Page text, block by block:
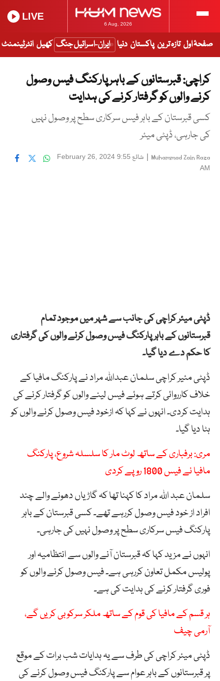
6 Aug, 2026
LIVE
صفحۂ اول تازہ ترین پاکستان دنیا ایران-اسرائیل جنگ کھیل انٹرٹینمنٹ
کراچی: قبرستانوں کے باہر پارکنگ فیس وصول
کرنے والوں کو گرفتار کرنے کی ہدایت
کسی قبرستان کے باہر فیس سرکاری سطح پر وصول نہیں
کی جارہی، ڈپٹی میئر
Muhammad Zain Raza
| شائع February 26, 2024 9:55
AM
ڈپٹی میئر کراچی کی جانب سے شہر میں موجود تمام
قبرستانوں کے باہر پارکنگ فیس وصول کرنے والوں کی گرفتاری
کا حکم دے دیا گیا۔
ڈپٹی مئیر کراچی سلمان عبداللہ مراد نے پارکنگ مافیا کے
خلاف کارروائی کرتے ہوئے فیس لینے والوں کو گرفتار کرنے کی
ہدایت کردی۔ انہوں نے کہا کہ ازخود فیس وصول کرنے والوں کو
ہٹا دیا گیا۔
مری: برفباری کے ساتھ لوٹ مار کا سلسلہ شروع، پارکنگ
مافیا نے فیس 1800 روپے کردی
سلمان عبد اللہ مراد کا کہنا تھا کہ گاڑیاں دھونے والے چند
افراد از خود فیس وصول کررہے تھے۔ کسی قبرستان کے باہر
پارکنگ فیس سرکاری سطح پر وصول نہیں کی جارہی۔
انہوں نے مزید کہا کہ قبرستان آنے والوں سے انتظامیہ اور
پولیس مکمل تعاون کررہی ہے۔ فیس وصول کرنے والوں کو
فوری گرفتار کرنے کی ہدایت کی ہے۔
ہر قسم کے مافیا کی قوم کے ساتھ ملکر سرکوبی کریں گے،
آرمی چیف
ڈپٹی میئر کراچی کی طرف سے یہ ہدایات شب برات کے موقع
پر قبرستانوں کے باہر عوام سے پارکنگ فیس وصول کرنے کی